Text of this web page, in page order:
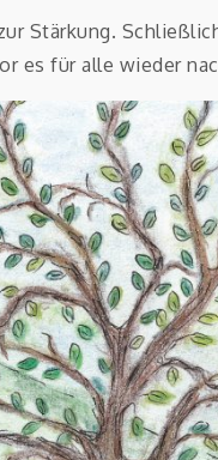
Stärkung.
es für alle wieder